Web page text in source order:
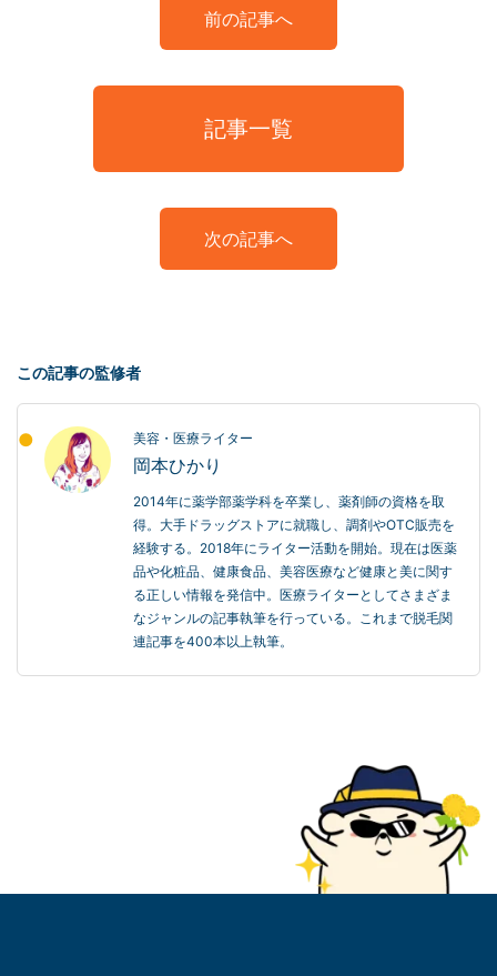
前の記事へ
記事一覧
次の記事へ
この記事の監修者
美容・医療ライター
岡本ひかり
2014年に薬学部薬学科を卒業し、薬剤師の資格を取
得。大手ドラッグストアに就職し、調剤やOTC販売を
経験する。2018年にライター活動を開始。現在は医薬
品や化粧品、健康食品、美容医療など健康と美に関す
る正しい情報を発信中。医療ライターとしてさまざま
なジャンルの記事執筆を行っている。これまで脱毛関
連記事を400本以上執筆。